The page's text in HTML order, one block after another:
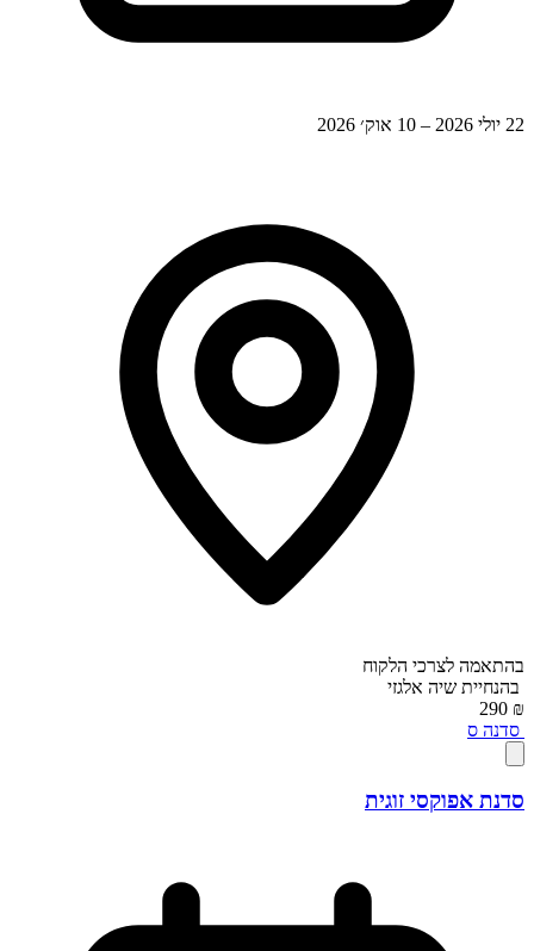
22 יולי 2026 – 10 אוק׳ 2026
בהתאמה לצרכי הלקוח
בהנחיית שיה אלגזי
₪ 290
סדנה ס
סדנת אפוקסי זוגית